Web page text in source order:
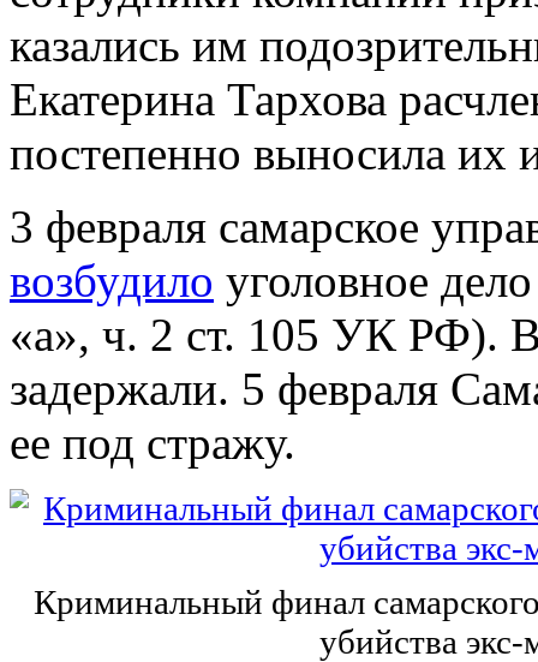
казались им
Екатерина Тархова
постепенно выносила их
3 февраля самарское
возбудило уголовное
«а», ч. 2 ст. 105 УК РФ).
задержали. 5 февраля
ее под стражу.
Криминальный финал
убийства